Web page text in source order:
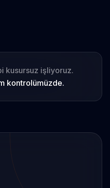
kusursuz işliyoruz.
kontrolümüzde.